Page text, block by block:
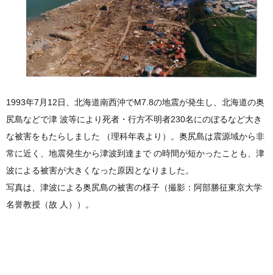
1993年7月12日、北海道南西沖でM7.8の地震が発生し、北海道の奥
尻島などで津 波等により死者・行方不明者230名にのぼるなど大き
な被害をもたらしました （理科年表より）。奥尻島は震源域から非
常に近く、地震発生から津波到達まで の時間が短かったことも、津
波による被害が大きくなった原因となりました。
写真は、津波による奥尻島の被害の様子（撮影：阿部勝征東京大学
名誉教授（故 人））。